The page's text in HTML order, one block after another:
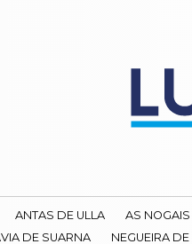
ANTAS DE ULLA AS NOGAIS
DE SUARNA NEGUEIRA